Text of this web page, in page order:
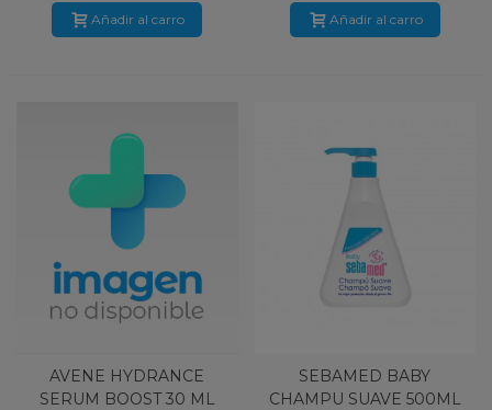
Añadir al carro Añadir al carro
AVENE HYDRANCE
SERUM BOOST 30 ML
SEBAMED BABY
CHAMPU SUAVE 500ML